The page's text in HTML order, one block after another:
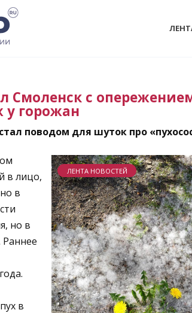
Смоленск с
у горожан
поводом для шуток про
ЛЕНТА НОВОСТЕЙ
в лицо,
в
но в
в